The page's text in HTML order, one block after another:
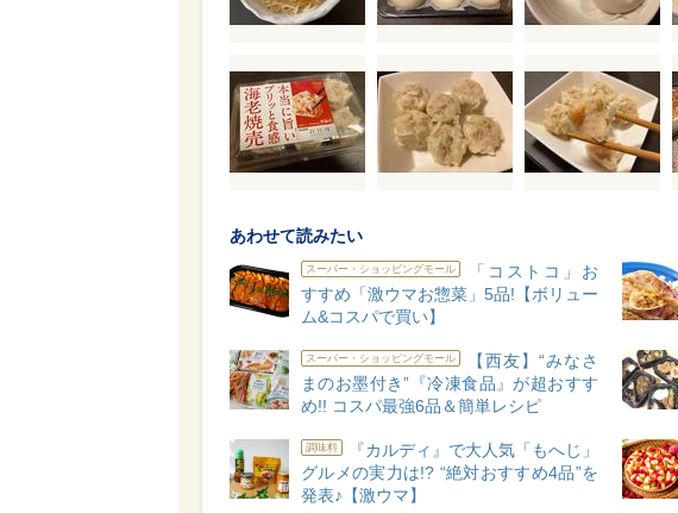
あわせて読みたい
スーパー・ショッピングモール
「コストコ」お
すすめ「激ウマお惣菜」5品!【ボリュー
ム&コスパで買い】
スーパー・ショッピングモール
【西友】“みなさ
まのお墨付き”『冷凍食品』が超おすす
め!! コスパ最強6品＆簡単レシピ
調味料
『カルディ』で大人気「もへじ」
グルメの実力は!? “絶対おすすめ4品”を
発表♪【激ウマ】